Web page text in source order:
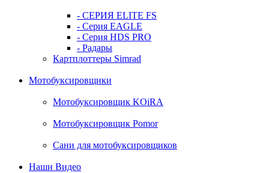
- СЕРИЯ ELITE FS
- Серия EAGLE
- Серия HDS PRO
- Радары
Картплоттеры Simrad
Мотобуксировщики
Мотобуксировщик KOiRA
Мотобуксировщик Pomor
Сани для мотобуксировщиков
Наши Видео